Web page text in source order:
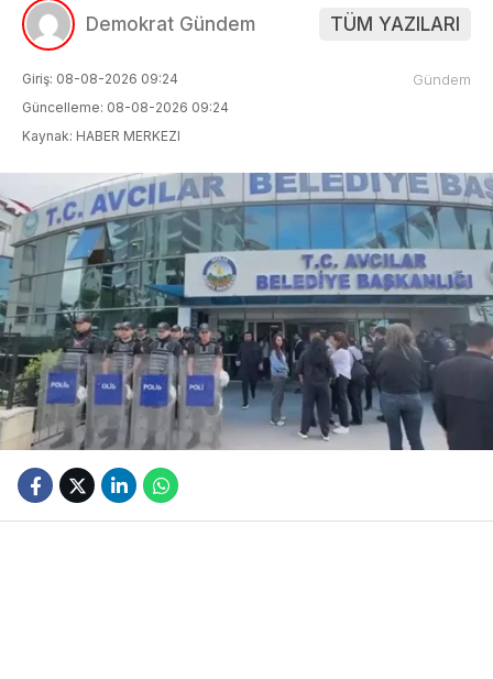
Demokrat Gündem TÜM YAZILARI
Giriş: 08-08-2026 09:24
Güncelleme: 08-08-2026 09:24
Kaynak: HABER MERKEZI
Gündem